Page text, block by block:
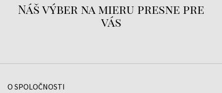
Náš výber na mieru presne pre
vás
O SPOLOČNOSTI